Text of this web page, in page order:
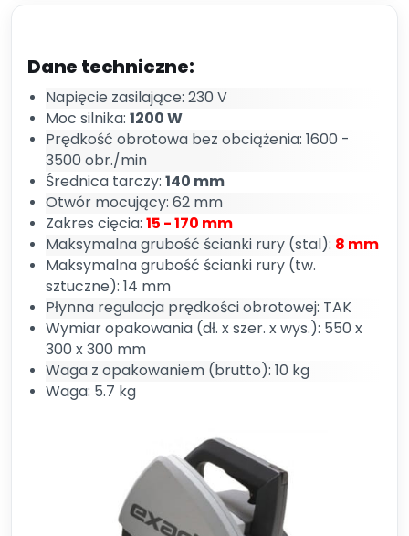
Dane techniczne:
Napięcie zasilające: 230 V
Moc silnika: 1200 W
Prędkość obrotowa bez obciążenia: 1600 -
3500 obr./min
Średnica tarczy: 140 mm
Otwór mocujący: 62 mm
Zakres cięcia: 15 - 170 mm
Maksymalna grubość ścianki rury (stal): 8 mm
Maksymalna grubość ścianki rury (tw.
sztuczne): 14 mm
Płynna regulacja prędkości obrotowej: TAK
Wymiar opakowania (dł. x szer. x wys.): 550 x
300 x 300 mm
Waga z opakowaniem (brutto): 10 kg
Waga: 5.7 kg